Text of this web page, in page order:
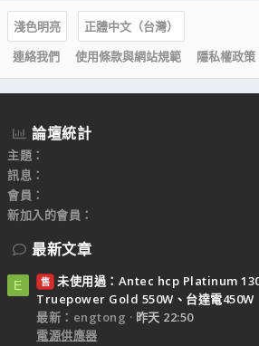
淺色明亮
正體中文（台灣）
連絡我們
使用條款與網站規範 隱私權政策
論壇統計
主題
訊息
會員
新加入的會員
最新文章
E 售 未使用過：Antec hcp Platinum
Truepower Gold 550W、台達電450W
最新：engtong
昨天 22:50
電源供應器